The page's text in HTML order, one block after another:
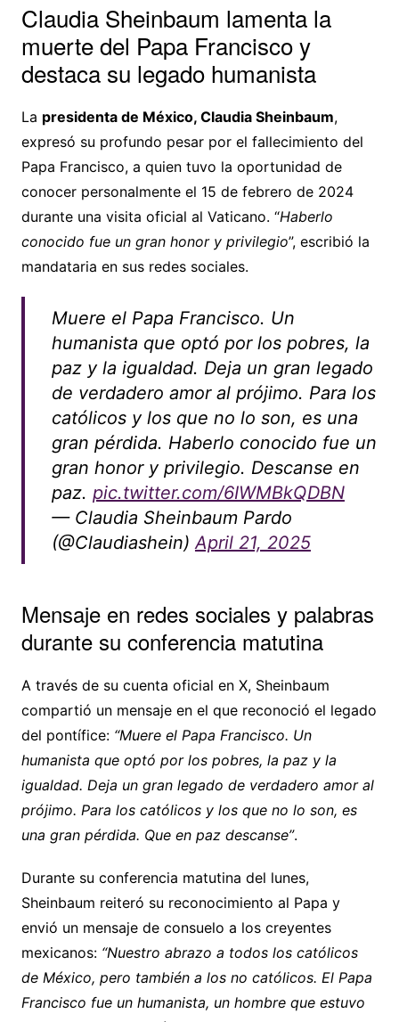
Claudia Sheinbaum lamenta la
muerte del Papa Francisco y
destaca su legado humanista
La presidenta de México, Claudia Sheinbaum,
expresó su profundo pesar por el fallecimiento del
Papa Francisco, a quien tuvo la oportunidad de
conocer personalmente el 15 de febrero de 2024
durante una visita oficial al Vaticano. “Haberlo
conocido fue un gran honor y privilegio”, escribió la
mandataria en sus redes sociales.
Muere el Papa Francisco. Un
humanista que optó por los pobres, la
paz y la igualdad. Deja un gran legado
de verdadero amor al prójimo. Para los
católicos y los que no lo son, es una
gran pérdida. Haberlo conocido fue un
gran honor y privilegio. Descanse en
paz. pic.twitter.com/6IWMBkQDBN
— Claudia Sheinbaum Pardo
(@Claudiashein)April 21, 2025
Mensaje en redes sociales y palabras
durante su conferencia matutina
A través de su cuenta oficial en X, Sheinbaum
compartió un mensaje en el que reconoció el legado
del pontífice: “Muere el Papa Francisco. Un
humanista que optó por los pobres, la paz y la
igualdad. Deja un gran legado de verdadero amor al
prójimo. Para los católicos y los que no lo son, es
una gran pérdida. Que en paz descanse”.
Durante su conferencia matutina del lunes,
Sheinbaum reiteró su reconocimiento al Papa y
envió un mensaje de consuelo a los creyentes
mexicanos: “Nuestro abrazo a todos los católicos
de México, pero también a los no católicos. El Papa
Francisco fue un humanista, un hombre que estuvo